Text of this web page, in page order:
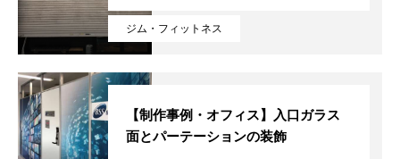
ジム・フィットネス
【制作事例・オフィス】入口ガラス
面とパーテーションの装飾